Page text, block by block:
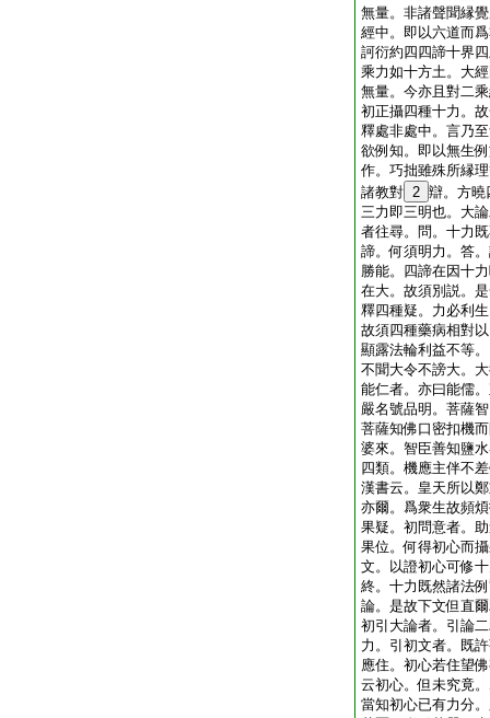
無量。非諸聲聞縁
經中。即以六道而
訶衍約四四諦十界
乘力如十方土。大
無量。今亦且對二
初正攝四種十力。
釋處非處中。言乃
欲例知。即以無生
作。巧拙雖殊所縁
諸教對 2 辯。方曉
三力即三明也。大
者往尋。問。十力
諦。何須明力。答
勝能。四諦在因十
在大。故須別説。
釋四種疑。力必利
故須四種藥病相對
顯露法輪利益不等
不聞大令不謗大。
能仁者。亦曰能儒
嚴名號品明。菩薩
菩薩知佛口密扣機
婆來。智臣善知鹽
四類。機應主伴不
漢書云。皇天所以
亦爾。爲衆生故頻
果疑。初問意者。
果位。何得初心而
文。以證初心可修
終。十力既然諸法
論。是故下文但直
初引大論者。引論
力。引初文者。既
應住。初心若住望
云初心。但未究竟
當知初心已有力分